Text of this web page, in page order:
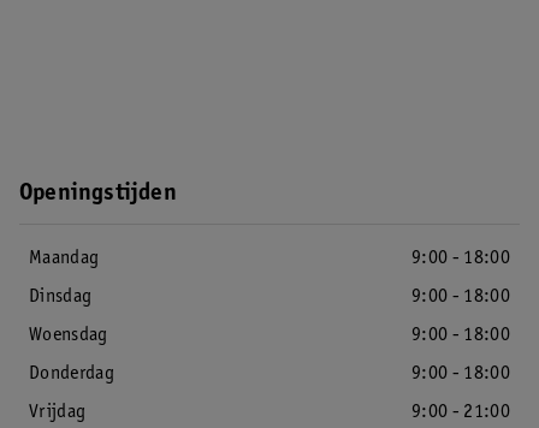
Openingstijden
Maandag
9:00 - 18:00
Dinsdag
9:00 - 18:00
Woensdag
9:00 - 18:00
Donderdag
9:00 - 18:00
Vrijdag
9:00 - 21:00